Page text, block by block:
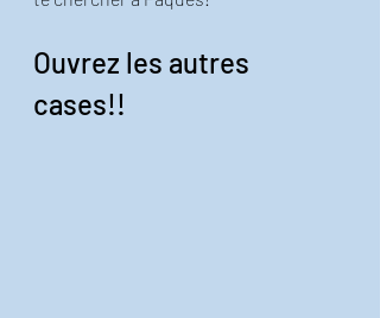
Ouvrez les autres
cases!!